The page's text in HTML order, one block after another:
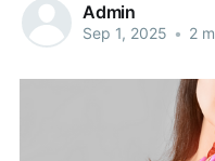
Admin
Sep 1, 2025 • 2